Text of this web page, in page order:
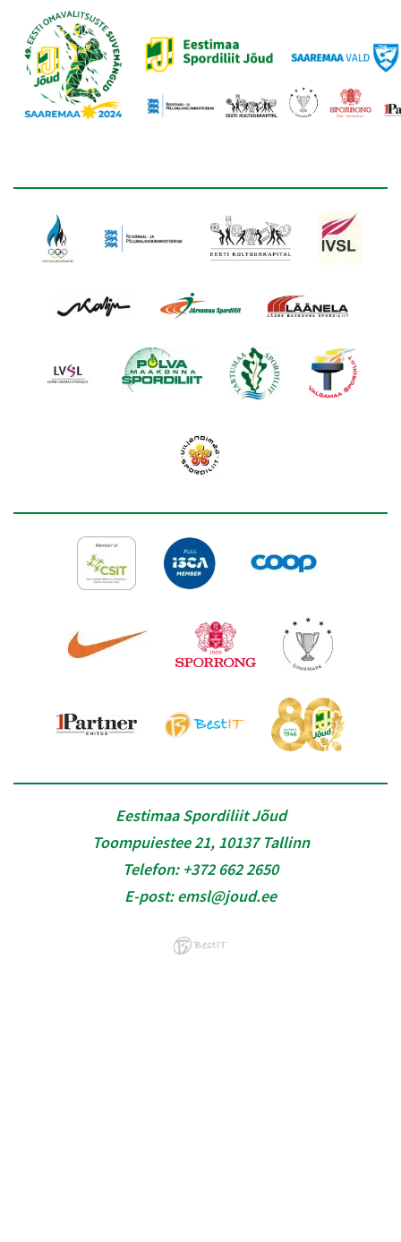
Eestimaa Spordiliit Jõud
Toompuiestee 21, 10137 Tallinn
Telefon: +372 662 2650
E-post:emsl@joud.ee